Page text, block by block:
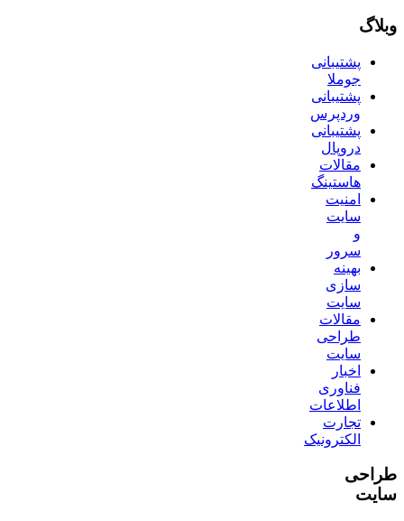
وبلاگ
پشتیبانی
جوملا
پشتیبانی
وردپرس
پشتیبانی
دروپال
مقالات
هاستینگ
امنیت
سایت
و
سرور
بهینه
سازی
سایت
مقالات
طراحی
سایت
اخبار
فناوری
اطلاعات
تجارت
الکترونیک
طراحی
سایت